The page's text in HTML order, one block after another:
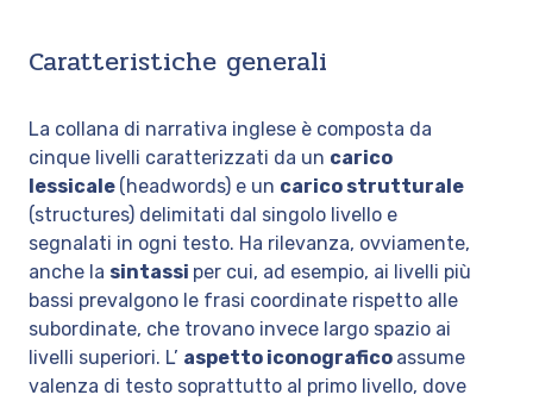
Caratteristiche generali
La collana di narrativa inglese è composta da
cinque livelli caratterizzati da un carico
lessicale (headwords) e un carico strutturale
(structures) delimitati dal singolo livello e
segnalati in ogni testo. Ha rilevanza, ovviamente,
anche la sintassi per cui, ad esempio, ai livelli più
bassi prevalgono le frasi coordinate rispetto alle
subordinate, che trovano invece largo spazio ai
livelli superiori. L’ aspetto iconografico assume
valenza di testo soprattutto al primo livello, dove